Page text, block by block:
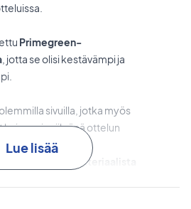
Primegreen-
, jotta se olisi kestävämpi ja
sivuilla, jotka myös
ja viileänä ottelun
materiaalista
Lue lisää